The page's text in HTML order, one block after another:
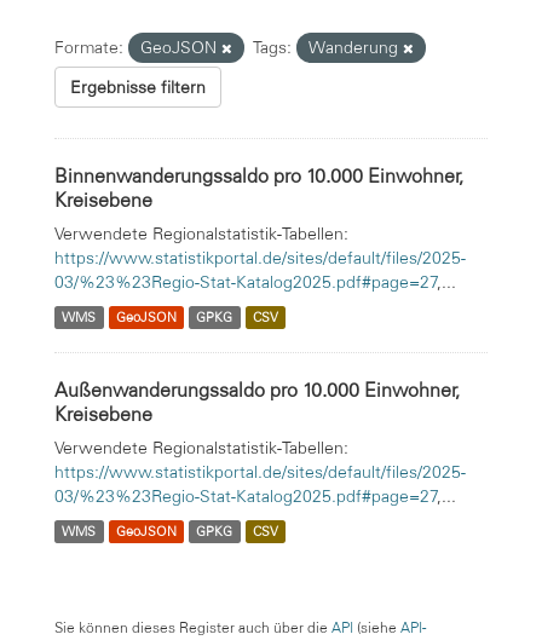
Formate: GeoJSON Tags:
Wanderung
Ergebnisse filtern
Binnenwanderungssaldo pro 10.000 Einwohner,
Kreisebene
Verwendete Regionalstatistik-Tabellen:
https://www.statistikportal.de/sites/default/files/2025-
03/%23%23Regio-Stat-Katalog2025.pdf#page=27,...
WMS GeoJSON GPKG CSV
Außenwanderungssaldo pro 10.000 Einwohner,
Kreisebene
Verwendete Regionalstatistik-Tabellen:
https://www.statistikportal.de/sites/default/files/2025-
03/%23%23Regio-Stat-Katalog2025.pdf#page=27,...
WMS GeoJSON GPKG CSV
Sie können dieses Register auch über die API (siehe API-